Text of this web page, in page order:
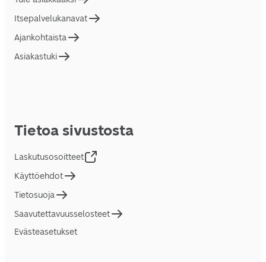
Itsepalvelukanavat
Ajankohtaista
Asiakastuki
Tietoa sivustosta
Laskutusosoitteet
Käyttöehdot
Tietosuoja
Saavutettavuusselosteet
Evästeasetukset